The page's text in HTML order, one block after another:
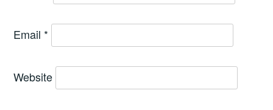
Email *
Website